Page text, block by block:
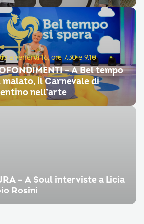
a venerdì 16, ore 7.30 e 9.10
– A Bel tempo
il Carnevale di
nell’arte
– A Soul interviste a Licia
Rosini